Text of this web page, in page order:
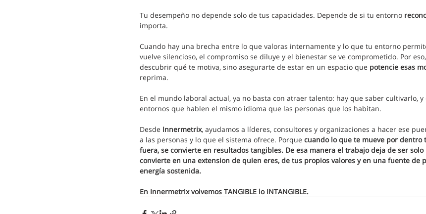
Tu desempeño no depende solo de tus capacidades. Depende de si tu entorno
importa.
Cuando hay una brecha entre lo que valoras internamente y lo que tu entorno
vuelve silencioso, el compromiso se diluye y el bienestar se ve comprometido. Por
descubrir qué te motiva, sino asegurarte de estar en un espacio que potencie esas
reprima.
En el mundo laboral actual, ya no basta con atraer talento: hay que saber cultivarlo,
entornos que hablen el mismo idioma que las personas que los habitan.
Desde Innermetrix, ayudamos a líderes, consultores y organizaciones a hacer ese
a las personas y lo que el sistema ofrece. Porque cuando lo que te mueve por
fuera, se convierte en resultados tangibles. De esa manera el trabajo deja de ser
convierte en una extension de quien eres, de tus propios valores y en una fuente de
energía sostenida.
En Innermetrix volvemos TANGIBLE lo INTANGIBLE.